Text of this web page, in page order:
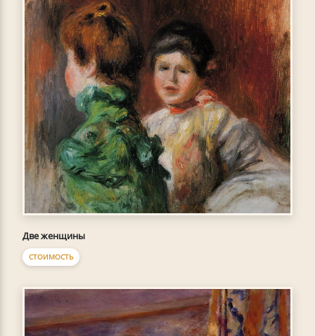
Две женщины
СТОИМОСТЬ